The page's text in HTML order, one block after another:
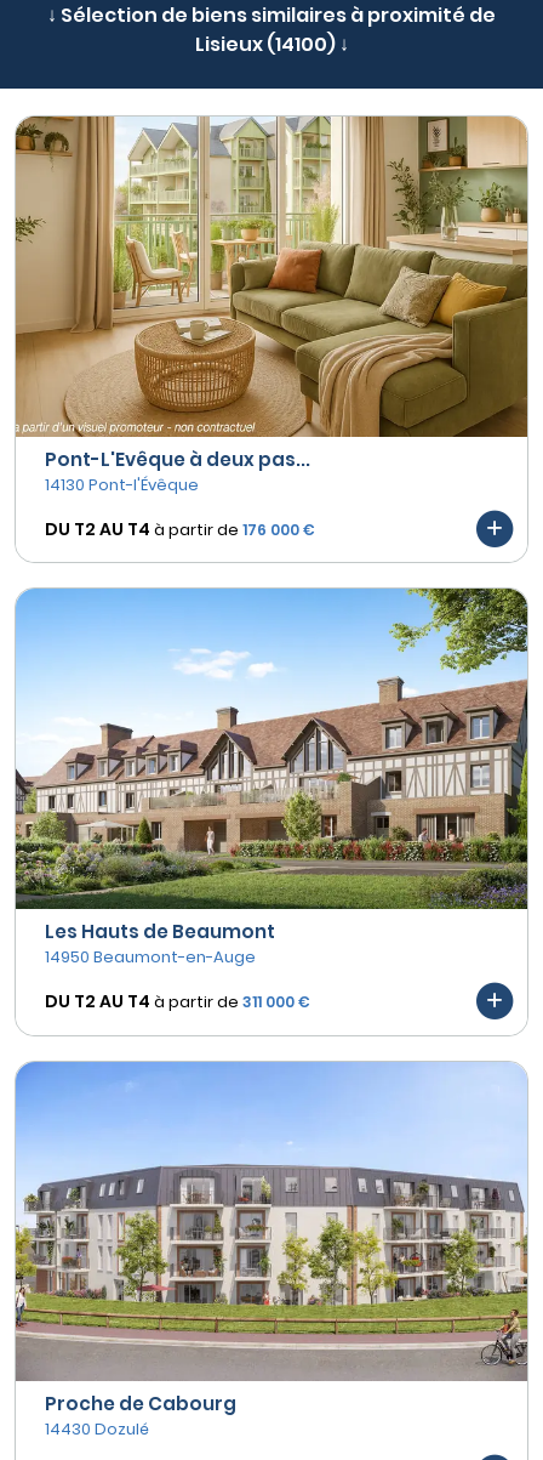
↓ Sélection de biens similaires à proximité de
Lisieux (14100) ↓
Pont-L'Evêque à deux pas...
14130 Pont-l'Évêque
DU T2 AU T4 à partir de 176 000 €
Les Hauts de Beaumont
14950 Beaumont-en-Auge
DU T2 AU T4 à partir de 311 000 €
Proche de Cabourg
14430 Dozulé